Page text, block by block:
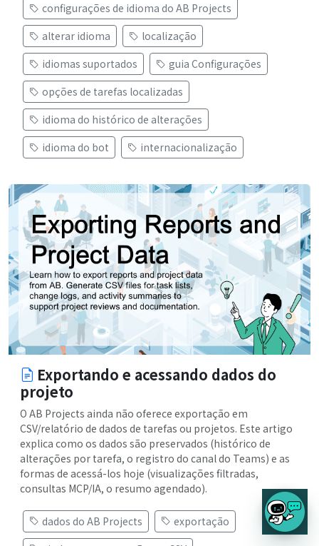
configurações de idioma do AB Projects
alterar idioma
localização
idiomas suportados
guia Configurações
opções de tarefas localizadas
idioma do histórico de alterações
idioma do bot
internacionalização
Exportando e acessando dados do
projeto
O AB Projects ainda não oferece exportação em
CSV/relatório de dados de tarefas ou projetos. Este artigo
explica como os dados são preservados (histórico de
alterações por tarefa, o registro do canal do Teams) e as
formas de acessá-los hoje (visualizações filtradas,
consultas MCP/IA, o resumo agendado).
dados do AB Projects
exportação